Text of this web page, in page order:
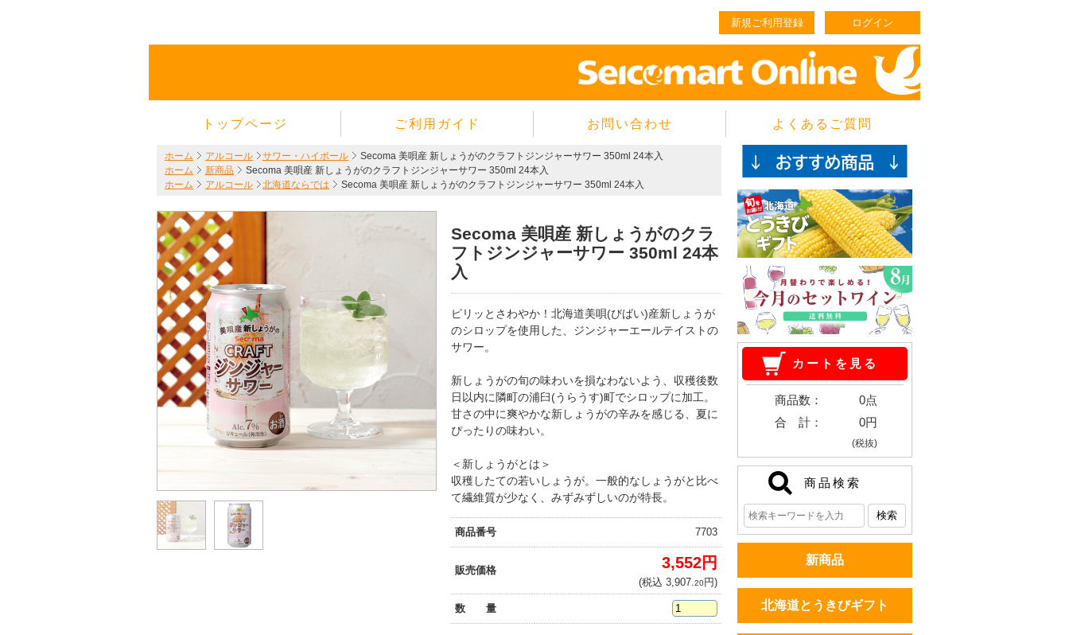
新規ご利用登録 ログイン
トップページ ご利用ガイド
当サイトについて
個人情報保護方針
商品のご注文方法
ご注文の確認・キャンセル
特定商取引法に基づく表示
よくあるご質問
お問い合わせ よくあるご質問
ホーム アルコール サワー・ハイボール
Secoma 美唄産 新しょうがのクラフトジンジャーサワー 350ml 24本入
ホーム
新商品
Secoma 美唄産 新しょうがのクラフトジンジャーサワー 350ml 24本入
ホーム
アルコール 北海道ならでは Secoma 美唄産 新しょうがのクラフトジンジャーサワー 350ml 24本入
Secoma 美唄産 新しょうがのクラ
フトジンジャーサワー 350ml 24本
入
ピリッとさわやか！北海道美唄(びばい)産新しょうが
のシロップを使用した、ジンジャーエールテイストの
サワー。
新しょうがの旬の味わいを損なわないよう、収穫後数
日以内に隣町の浦臼(うらうす)町でシロップに加工。
甘さの中に爽やかな新しょうがの辛みを感じる、夏に
ぴったりの味わい。
＜新しょうがとは＞
収穫したての若いしょうが。一般的なしょうがと比べ
て繊維質が少なく、みずみずしいのが特長。
商品番号 7703
販売価格 3,552円
(税込 3,907.20円)
数 量
カートを見る
商品数：
0点
合 計：
0円
(税抜)
商品検索
新商品
北海道とうきびギフト